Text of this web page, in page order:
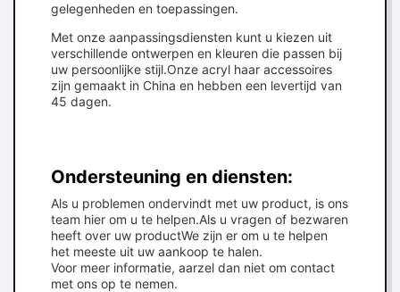
gelegenheden en toepassingen.
Met onze aanpassingsdiensten kunt u kiezen uit
verschillende ontwerpen en kleuren die passen bij
uw persoonlijke stijl.Onze acryl haar accessoires
zijn gemaakt in China en hebben een levertijd van
45 dagen.
Ondersteuning en diensten:
Als u problemen ondervindt met uw product, is ons
team hier om u te helpen.Als u vragen of bezwaren
heeft over uw productWe zijn er om u te helpen
het meeste uit uw aankoop te halen.
Voor meer informatie, aarzel dan niet om contact
met ons op te nemen.